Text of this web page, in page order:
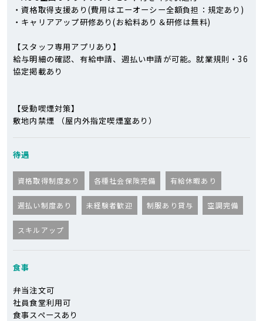
・資格取得支援あり(費用はエーオーシー全額負担：規定あり)
・キャリアアップ研修あり(お給料あり＆研修は無料)
【スタッフ専用アプリあり】
給与明細の確認、有給申請、週払い申請が可能。就業規則・36
協定掲載あり
【受動喫煙対策】
敷地内禁煙 （屋内外指定喫煙室あり）
待遇
資格取得制度あり 各種社会保険完備 有給休暇あり
週払い制度あり 未経験者歓迎 制服あり貸与 空調完備
スキルアップ
食事
弁当注文可
社員食堂利用可
食事スペースあり